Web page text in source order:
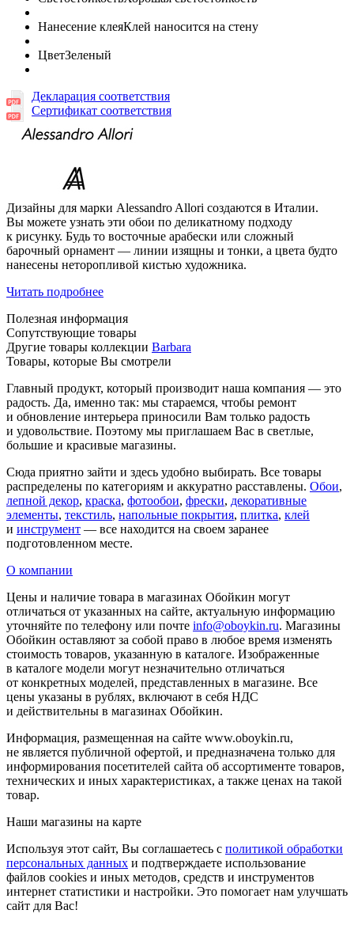
Нанесение клеяКлей наносится на стену
ЦветЗеленый
Декларация соответствия
Сертификат соответствия
Дизайны для марки Alessandro Allori создаются в Италии.
Вы можете узнать эти обои по деликатному подходу
к рисунку. Будь то восточные арабески или сложный
барочный орнамент — линии изящны и тонки, а цвета будто
нанесены неторопливой кистью художника.
Читать подробнее
Полезная информация
Сопутствующие товары
Другие товары коллекции Barbara
Товары, которые Вы смотрели
Главный продукт, который производит наша компания — это
радость. Да, именно так: мы стараемся, чтобы ремонт
и обновление интерьера приносили Вам только радость
и удовольствие. Поэтому мы приглашаем Вас в светлые,
большие и красивые магазины.
Сюда приятно зайти и здесь удобно выбирать. Все товары
распределены по категориям и аккуратно расставлены. Обои,
лепной декор, краска, фотообои, фрески, декоративные
элементы, текстиль, напольные покрытия, плитка, клей
и инструмент — все находится на своем заранее
подготовленном месте.
О компании
Цены и наличие товара в магазинах Обойкин могут
отличаться от указанных на сайте, актуальную информацию
уточняйте по телефону или почте info@oboykin.ru. Магазины
Обойкин оставляют за собой право в любое время изменять
стоимость товаров, указанную в каталоге. Изображенные
в каталоге модели могут незначительно отличаться
от конкретных моделей, представленных в магазине. Все
цены указаны в рублях, включают в себя НДС
и действительны в магазинах Обойкин.
Информация, размещенная на сайте www.oboykin.ru,
не является публичной офертой, и предназначена только для
информирования посетителей сайта об ассортименте товаров,
технических и иных характеристиках, а также ценах на такой
товар.
Наши магазины на карте
Используя этот сайт, Вы соглашаетесь с политикой обработки
персональных данных и подтверждаете использование
файлов cookies и иных методов, средств и инструментов
интернет статистики и настройки. Это помогает нам улучшать
сайт для Вас!